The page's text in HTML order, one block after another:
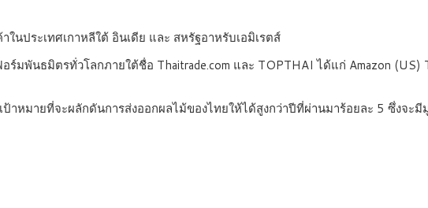
นประเทศเกาหลีใต้ อินเดีย และ สหรัฐอาหรับเอมิเรตส์
พันธมิตรทั่วโลกภายใต้ชื่อ Thaitrade.com และ TOPTHAI ได้แก่ Amazon (US)
าหมายที่จะผลักดันการส่งออกผลไม้ของไทยให้ได้สูงกว่าปีที่ผ่านมาร้อยละ 5 ซึ่งจ